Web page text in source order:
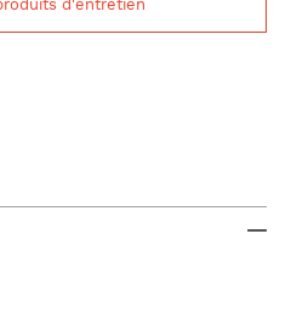
d'entretien